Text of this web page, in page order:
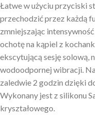
Łatwe w użyciu przyciski
przechodzić przez każdą
zmniejszając
ochotę na kąpiel z
ekscytującą sesję solową,
wodoodpornej wibracji.
zaledwie 2 godzin dzięki
Wykonany jest z silikonu
kryształowego.